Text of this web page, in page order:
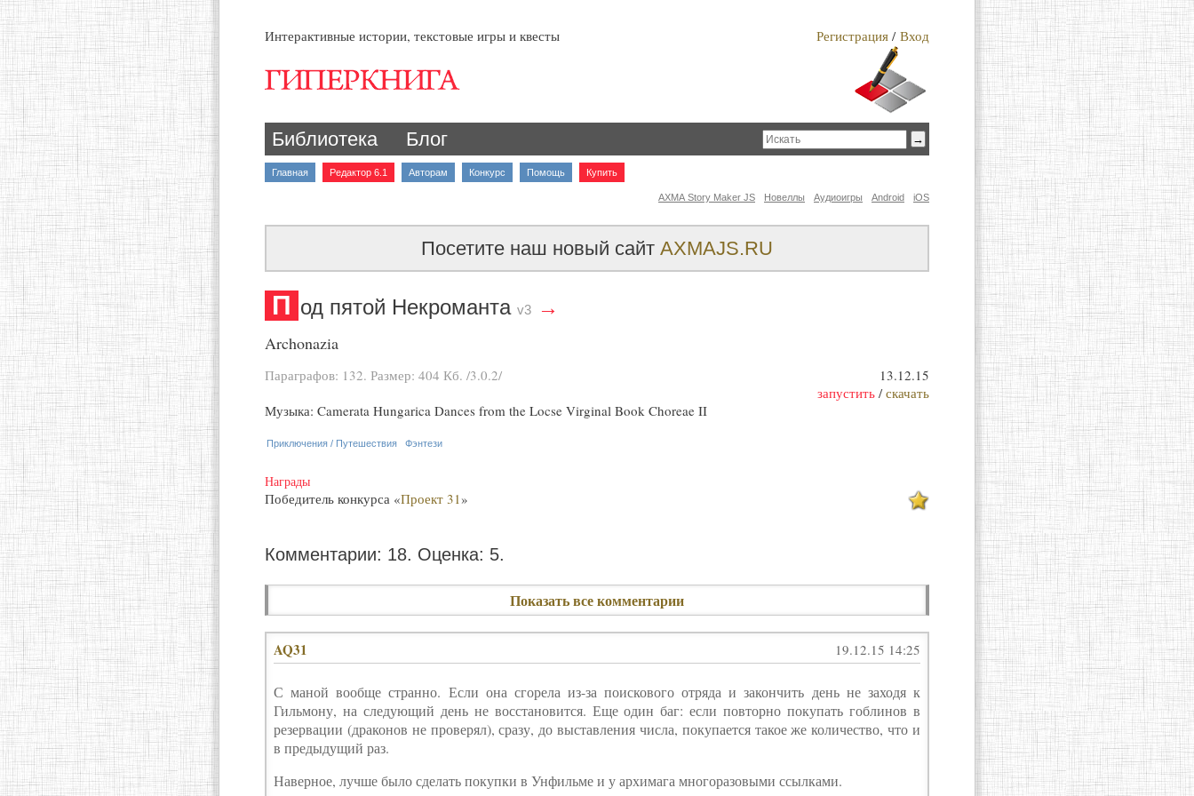
Интерактивные истории, текстовые игры и квесты Регистрация / Вход
Библиотека Блог
Главная Редактор 6.1 Авторам Конкурс Помощь Купить
iOS
Android
Аудиоигры
Новеллы
AXMA Story Maker JS
Посетите наш новый сайт AXMAJS.RU
П од пятой Некроманта v3 →
Archonazia
Параграфов: 132. Размер: 404 Кб. /3.0.2/
13.12.15
запустить /скачать
Музыка: Camerata Hungarica Dances from the Locse Virginal Book Choreae II
Приключения / Путешествия Фэнтези
Награды
Победитель конкурса «Проект 31»
Комментарии: 18. Оценка: 5.
Показать все комментарии
AQ31 19.12.15 14:25
С маной вообще странно. Если она сгорела из-за поискового отряда и закончить день не заходя к
Гильмону, на следующий день не восстановится. Еще один баг: если повторно покупать гоблинов в
резервации (драконов не проверял), сразу, до выставления числа, покупается такое же количество, что и
в предыдущий раз.
Наверное, лучше было сделать покупки в Унфильме и у архимага многоразовыми ссылками.